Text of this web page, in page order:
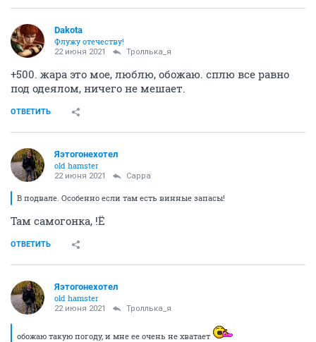
Dаkota
Флужу отечеству!
22 июня 2021 Троллька_я
+500. жара это мое, люблю, обожаю. сплю все равно
под одеялом, ничего не мешает.
ОТВЕТИТЬ
Яэтогонехотел
old hamster
22 июня 2021 Сарра
В подвале. Особенно если там есть винные запасы!
Там самогонка, !Ё
ОТВЕТИТЬ
Яэтогонехотел
old hamster
22 июня 2021 Троллька_я
обожаю такую погоду, и мне ее очень не хватает